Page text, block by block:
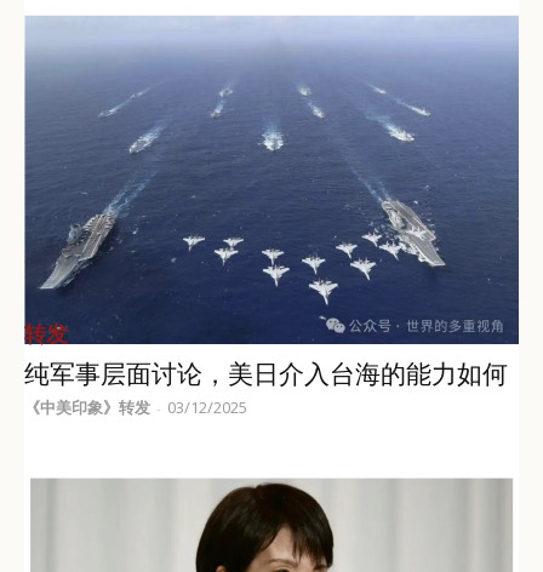
转发
纯军事层面讨论，美日介入台海的能力如何
《中美印象》转发 - 03/12/2025